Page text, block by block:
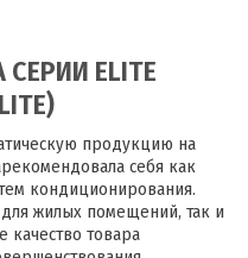
ELITE
продукцию на
себя как
кондиционирования.
жилых помещений, так и
качество товара